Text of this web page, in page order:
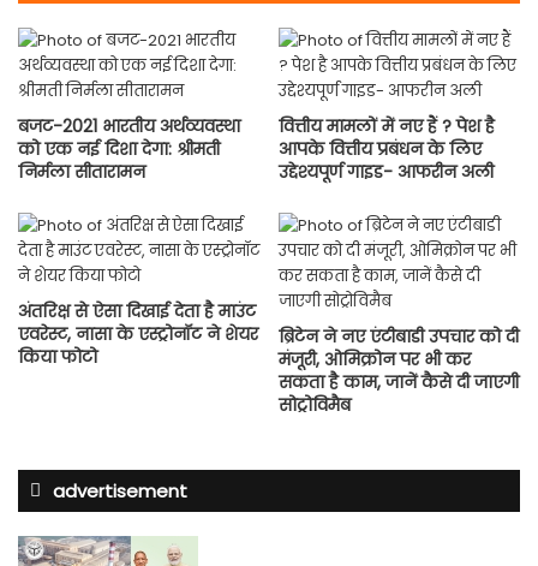
बजट-2021 भारतीय अर्थव्यवस्था
को एक नई दिशा देगा: श्रीमती
निर्मला सीतारामन
वित्तीय मामलों में नए हैं ? पेश है
आपके वित्तीय प्रबंधन के लिए
उद्देश्यपूर्ण गाइड- आफरीन अली
अंतरिक्ष से ऐसा दिखाई देता है माउंट
एवरेस्ट, नासा के एस्ट्रोनॉट ने शेयर
किया फोटो
ब्रिटेन ने नए एंटीबाडी उपचार को दी
मंजूरी, ओमिक्रोन पर भी कर
सकता है काम, जानें कैसे दी जाएगी
सोट्रोविमैब
advertisement